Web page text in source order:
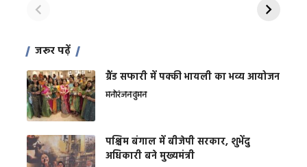
जरूर पढ़ें
ग्रैंड सफारी में पक्की भायली का भव्य आयोजन
मनोरंजनवुमन
पश्चिम बंगाल में बीजेपी सरकार, शुभेंदु
अधिकारी बने मुख्यमंत्री